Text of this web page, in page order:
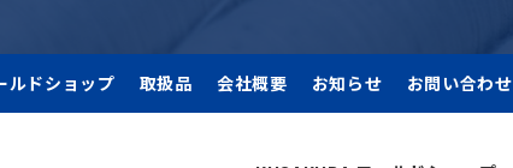
ルドショップ 取扱品 会社概要 お知らせ お問い合わせ